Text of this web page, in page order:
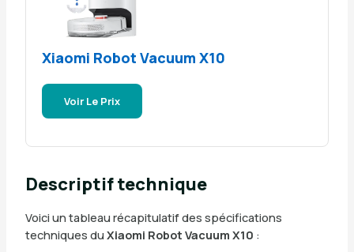
Xiaomi Robot Vacuum X10
Voir Le Prix
Descriptif technique
Voici un tableau récapitulatif des spécifications
techniques du Xiaomi Robot Vacuum X10 :